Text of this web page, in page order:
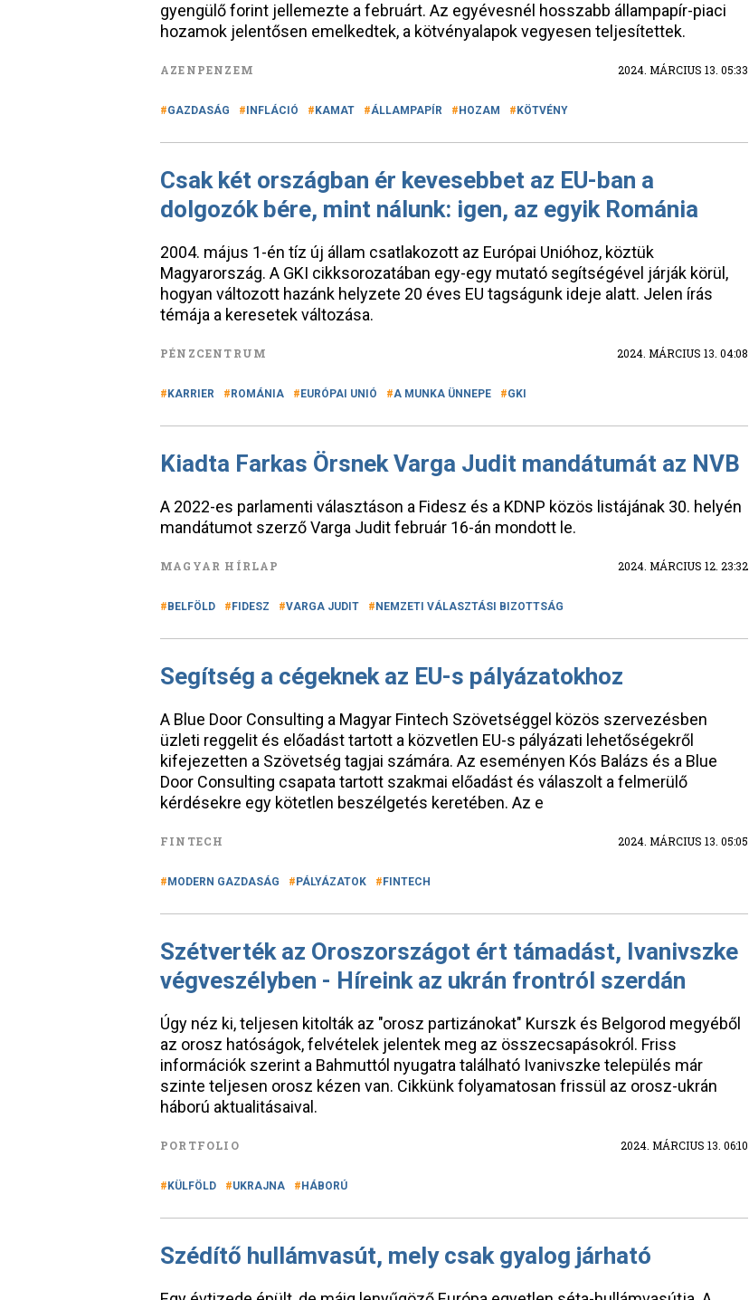
gyengülő forint jellemezte a februárt. Az egyévesnél hosszabb állampapír-piaci
hozamok jelentősen emelkedtek, a kötvényalapok vegyesen teljesítettek.
AZENPENZEM 2024. MÁRCIUS 13. 05:33
GAZDASÁG INFLÁCIÓ KAMAT ÁLLAMPAPÍR HOZAM KÖTVÉNY
Csak két országban ér kevesebbet az EU-ban a
dolgozók bére, mint nálunk: igen, az egyik Románia
2004. május 1-én tíz új állam csatlakozott az Európai Unióhoz, köztük
Magyarország. A GKI cikksorozatában egy-egy mutató segítségével járják körül,
hogyan változott hazánk helyzete 20 éves EU tagságunk ideje alatt. Jelen írás
témája a keresetek változása.
PÉNZCENTRUM 2024. MÁRCIUS 13. 04:08
KARRIER ROMÁNIA EURÓPAI UNIÓ A MUNKA ÜNNEPE GKI
Kiadta Farkas Örsnek Varga Judit mandátumát az NVB
A 2022-es parlamenti választáson a Fidesz és a KDNP közös listájának 30. helyén
mandátumot szerző Varga Judit február 16-án mondott le.
MAGYAR HÍRLAP 2024. MÁRCIUS 12. 23:32
BELFÖLD FIDESZ VARGA JUDIT NEMZETI VÁLASZTÁSI BIZOTTSÁG
Segítség a cégeknek az EU-s pályázatokhoz
A Blue Door Consulting a Magyar Fintech Szövetséggel közös szervezésben
üzleti reggelit és előadást tartott a közvetlen EU-s pályázati lehetőségekről
kifejezetten a Szövetség tagjai számára. Az eseményen Kós Balázs és a Blue
Door Consulting csapata tartott szakmai előadást és válaszolt a felmerülő
kérdésekre egy kötetlen beszélgetés keretében. Az e
FINTECH 2024. MÁRCIUS 13. 05:05
MODERN GAZDASÁG PÁLYÁZATOK FINTECH
Szétverték az Oroszországot ért támadást, Ivanivszke
végveszélyben - Híreink az ukrán frontról szerdán
Úgy néz ki, teljesen kitolták az "orosz partizánokat" Kurszk és Belgorod megyéből
az orosz hatóságok, felvételek jelentek meg az összecsapásokról. Friss
információk szerint a Bahmuttól nyugatra található Ivanivszke település már
szinte teljesen orosz kézen van. Cikkünk folyamatosan frissül az orosz-ukrán
háború aktualitásaival.
PORTFOLIO 2024. MÁRCIUS 13. 06:10
KÜLFÖLD UKRAJNA HÁBORÚ
Szédítő hullámvasút, mely csak gyalog járható